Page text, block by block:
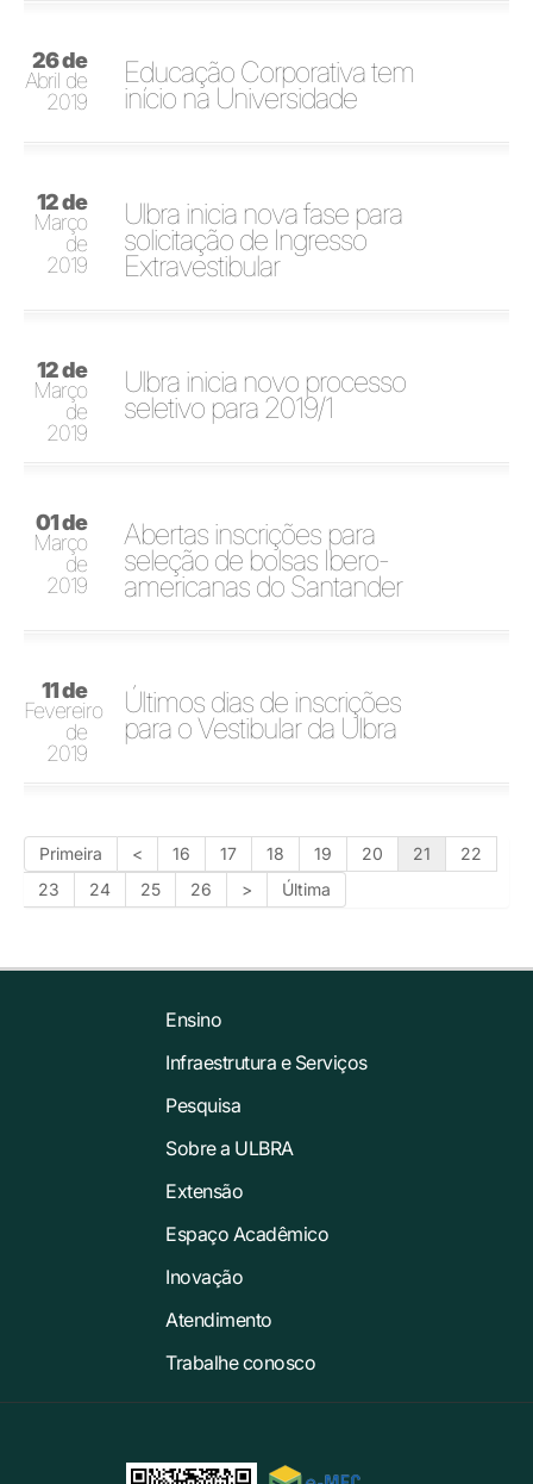
26 de
Abril de
2019
Educação Corporativa tem
início na Universidade
12 de
Março
de
2019
Ulbra inicia nova fase para
solicitação de Ingresso
Extravestibular
12 de
Março
de
2019
Ulbra inicia novo processo
seletivo para 2019/1
01 de
Março
de
2019
Abertas inscrições para
seleção de bolsas Ibero-
americanas do Santander
11 de
Fevereiro
de
2019
Últimos dias de inscrições
para o Vestibular da Ulbra
Primeira < 16 17 18 19 20 21
22
23
24 25 26 > Última
Ensino
Infraestrutura e Serviços
Pesquisa
Sobre a ULBRA
Extensão
Espaço Acadêmico
Inovação
Atendimento
Trabalhe conosco